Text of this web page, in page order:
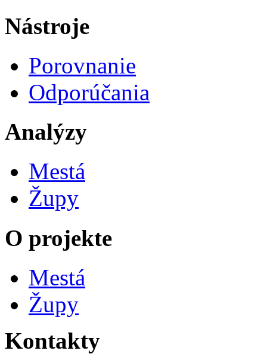
Nástroje
Porovnanie
Odporúčania
Analýzy
Mestá
Župy
O projekte
Mestá
Župy
Kontakty